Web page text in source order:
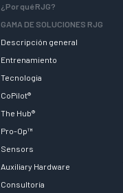
¿Por qué RJG?
GAMA DE SOLUCIONES RJG
Descripción general
Entrenamiento
Tecnologia
CoPilot®
The Hub®
Pro-Op™
Sensors
Auxiliary Hardware
Consultoría